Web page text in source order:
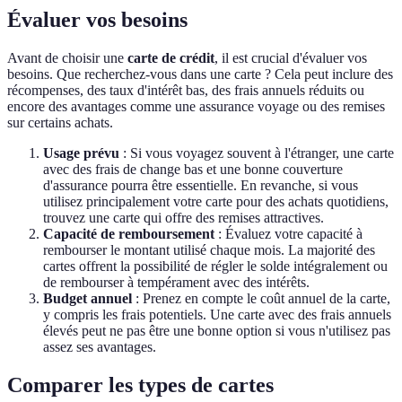
Évaluer vos besoins
Avant de choisir une carte de crédit, il est crucial d'évaluer vos
besoins. Que recherchez-vous dans une carte ? Cela peut inclure des
récompenses, des taux d'intérêt bas, des frais annuels réduits ou
encore des avantages comme une assurance voyage ou des remises
sur certains achats.
Usage prévu : Si vous voyagez souvent à l'étranger, une carte
avec des frais de change bas et une bonne couverture
d'assurance pourra être essentielle. En revanche, si vous
utilisez principalement votre carte pour des achats quotidiens,
trouvez une carte qui offre des remises attractives.
Capacité de remboursement : Évaluez votre capacité à
rembourser le montant utilisé chaque mois. La majorité des
cartes offrent la possibilité de régler le solde intégralement ou
de rembourser à tempérament avec des intérêts.
Budget annuel : Prenez en compte le coût annuel de la carte,
y compris les frais potentiels. Une carte avec des frais annuels
élevés peut ne pas être une bonne option si vous n'utilisez pas
assez ses avantages.
Comparer les types de cartes